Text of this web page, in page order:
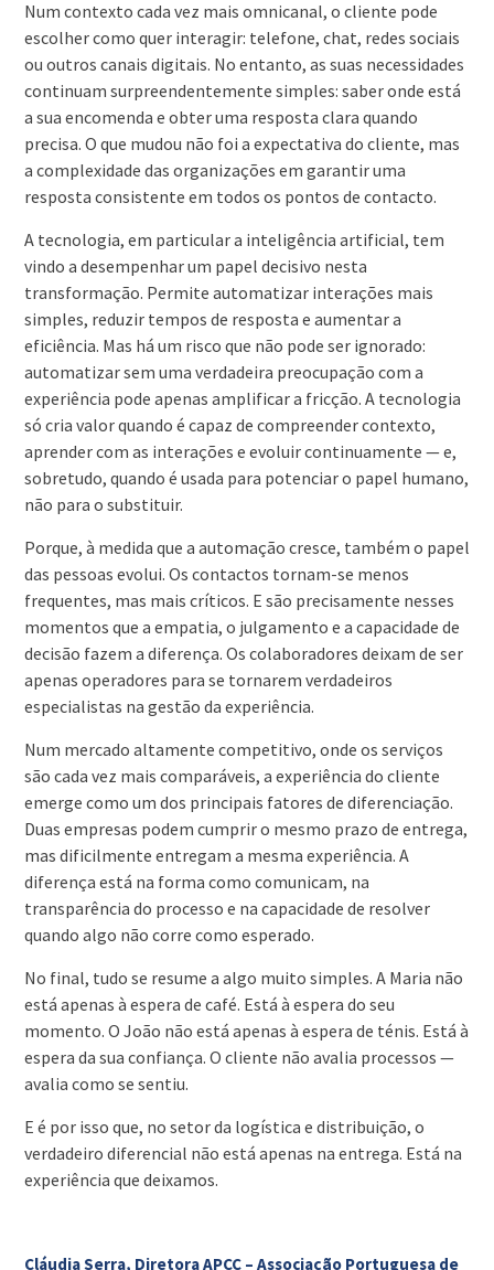
Num contexto cada vez mais omnicanal, o cliente pode
escolher como quer interagir: telefone, chat, redes sociais
ou outros canais digitais. No entanto, as suas necessidades
continuam surpreendentemente simples: saber onde está
a sua encomenda e obter uma resposta clara quando
precisa. O que mudou não foi a expectativa do cliente, mas
a complexidade das organizações em garantir uma
resposta consistente em todos os pontos de contacto.
A tecnologia, em particular a inteligência artificial, tem
vindo a desempenhar um papel decisivo nesta
transformação. Permite automatizar interações mais
simples, reduzir tempos de resposta e aumentar a
eficiência. Mas há um risco que não pode ser ignorado:
automatizar sem uma verdadeira preocupação com a
experiência pode apenas amplificar a fricção. A tecnologia
só cria valor quando é capaz de compreender contexto,
aprender com as interações e evoluir continuamente — e,
sobretudo, quando é usada para potenciar o papel humano,
não para o substituir.
Porque, à medida que a automação cresce, também o papel
das pessoas evolui. Os contactos tornam-se menos
frequentes, mas mais críticos. E são precisamente nesses
momentos que a empatia, o julgamento e a capacidade de
decisão fazem a diferença. Os colaboradores deixam de ser
apenas operadores para se tornarem verdadeiros
especialistas na gestão da experiência.
Num mercado altamente competitivo, onde os serviços
são cada vez mais comparáveis, a experiência do cliente
emerge como um dos principais fatores de diferenciação.
Duas empresas podem cumprir o mesmo prazo de entrega,
mas dificilmente entregam a mesma experiência. A
diferença está na forma como comunicam, na
transparência do processo e na capacidade de resolver
quando algo não corre como esperado.
No final, tudo se resume a algo muito simples. A Maria não
está apenas à espera de café. Está à espera do seu
momento. O João não está apenas à espera de ténis. Está à
espera da sua confiança. O cliente não avalia processos —
avalia como se sentiu.
E é por isso que, no setor da logística e distribuição, o
verdadeiro diferencial não está apenas na entrega. Está na
experiência que deixamos.
Cláudia Serra, Diretora APCC – Associação Portuguesa de